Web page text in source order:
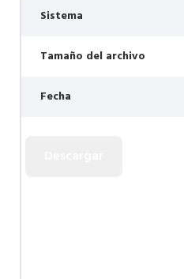
Sistema
Tamaño del archivo
Fecha